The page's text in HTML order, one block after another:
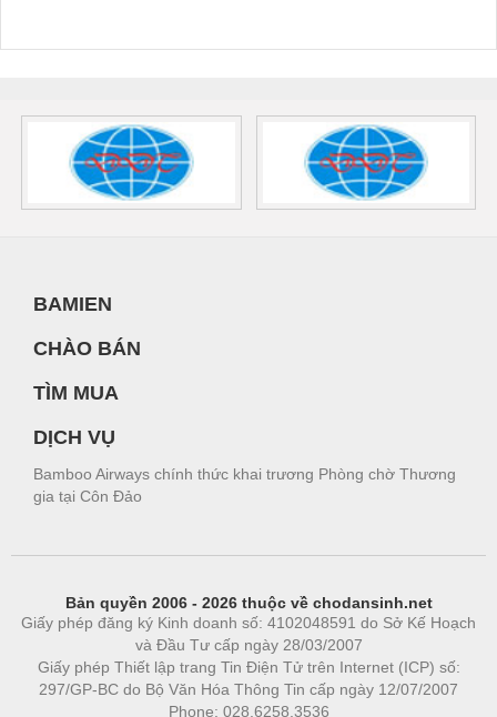
BAMIEN
CHÀO BÁN
TÌM MUA
DỊCH VỤ
Bamboo Airways chính thức khai trương Phòng chờ Thương
gia tại Côn Đảo
Bản quyền 2006 - 2026 thuộc về chodansinh.net
Giấy phép đăng ký Kinh doanh số: 4102048591 do Sở Kế Hoạch
và Đầu Tư cấp ngày 28/03/2007
Giấy phép Thiết lập trang Tin Điện Tử trên Internet (ICP) số:
297/GP-BC do Bộ Văn Hóa Thông Tin cấp ngày 12/07/2007
Phone: 028.6258.3536